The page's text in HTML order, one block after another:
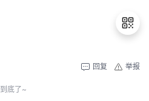
举报
回复
到底了~